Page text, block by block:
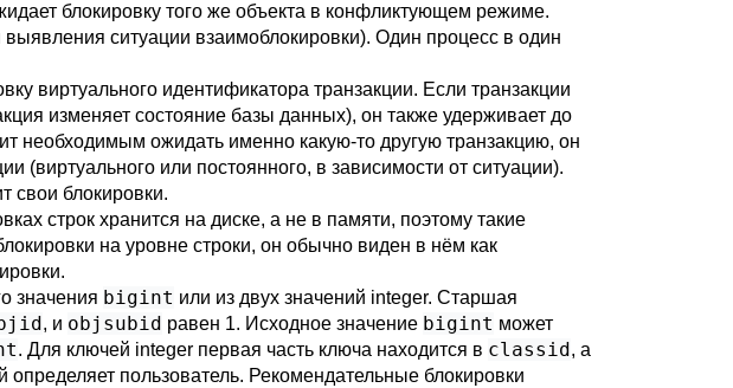
блокировку того же объекта в конфликтующем режиме.
ситуации взаимоблокировки). Один процесс в один
виртуального идентификатора транзакции. Если транзакции
изменяет состояние базы данных), он также удерживает до
необходимым ожидать именно какую-то другую транзакцию, он
(виртуального или постоянного, в зависимости от ситуации).
свои блокировки.
строк хранится на диске, а не в памяти, поэтому такие
на уровне строки, он обычно виден в нём как
значения bigint или из двух значений integer. Старшая
, и objsubid равен 1. Исходное значение bigint может
. Для ключей integer первая часть ключа находится в classid, а
пользователь. Рекомендательные блокировки